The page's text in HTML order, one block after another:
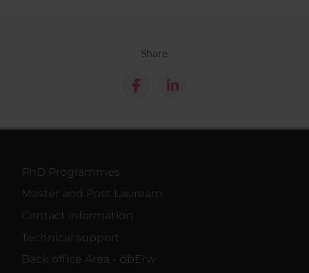
Share
PhD Programmes
Master and Post Lauream
Contact information
Technical support
Back office Area - dbErw